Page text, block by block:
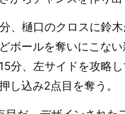
、樋口のクロスに鈴
ボールを奪いにこな
分、左サイドを攻略
し込み2点目を奪う。